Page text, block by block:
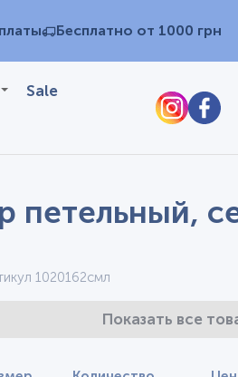
Бесплатно от 1000 грн
Sale
петельный,
1020162смл
Показать все